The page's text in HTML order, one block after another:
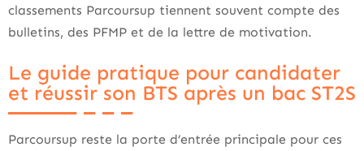
classements Parcoursup tiennent souvent compte des
bulletins, des PFMP et de la lettre de motivation.
Le guide pratique pour candidater
et réussir son BTS après un bac ST2S
Parcoursup reste la porte d’entrée principale pour ces